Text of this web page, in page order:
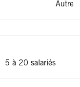
Autre
5 à 20 salariés